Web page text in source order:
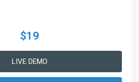
$19
LIVE DEMO